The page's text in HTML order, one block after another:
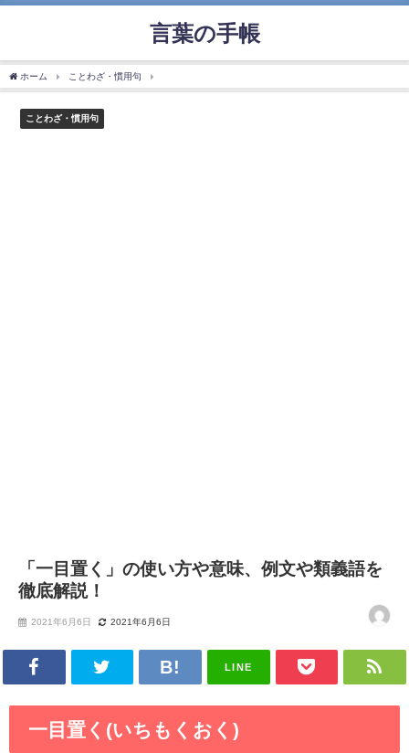
言葉の手帳
ホーム ことわざ・慣用句
ことわざ・慣用句
「一目置く」の使い方や意味、例文や類義語を
徹底解説！
2021年6月6日 2021年6月6日
LINE
一目置く(いちもくおく)